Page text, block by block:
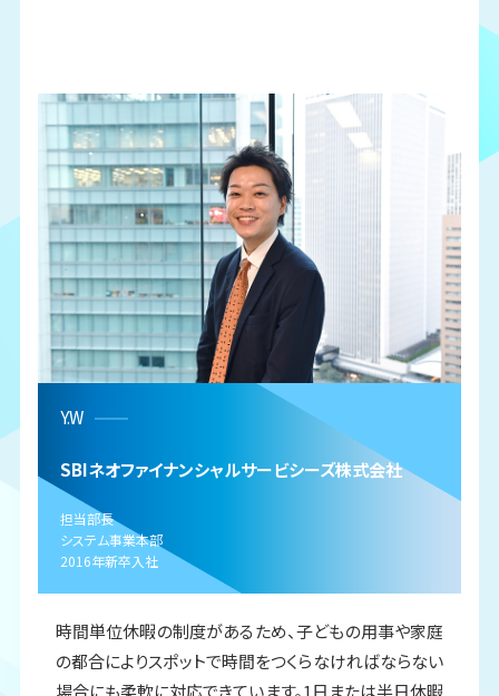
Y.W
SBIネオファイナンシャルサービシーズ株式会社
担当部長
システム事業本部
2016年新卒入社
時間単位休暇の制度があるため、子どもの用事や家庭
の都合によりスポットで時間をつくらなければならない